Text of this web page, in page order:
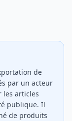
de
par un acteur
les articles
publique. Il
de produits